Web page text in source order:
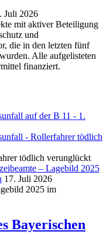
Juli 2026
mit aktiver Beteiligung
und
die in den letzten fünf
Alle aufgelisteten
finanziert.
auf der B 11 - 1.
- Rollerfahrer tödlich
tödlich verunglückt
– Lagebild 2025
17. Juli 2026
2025 im
Bayerischen